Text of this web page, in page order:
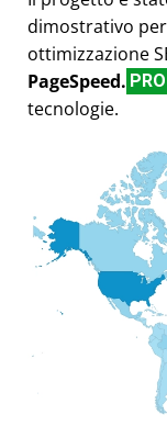
dimostrativo
ottimizzazione
PageSpeed. PRO
tecnologie.